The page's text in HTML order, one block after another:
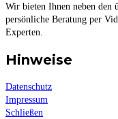
Wir bieten Ihnen neben den
persönliche Beratung per
Experten.
Hinweise
Datenschutz
Impressum
Schließen